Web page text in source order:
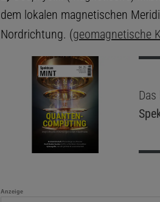
dem lokalen magnetischen
Nordrichtung. (geomagnetische
Anzeige